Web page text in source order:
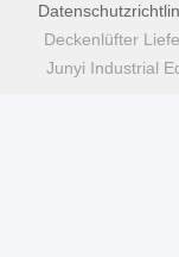
Deckenlüfter
Junyi Industrial